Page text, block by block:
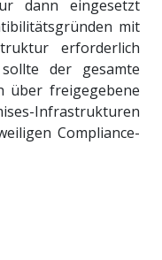
dann eingesetzt
mit
erforderlich
der gesamte
über freigegebene
Infrastrukturen
Compliance-